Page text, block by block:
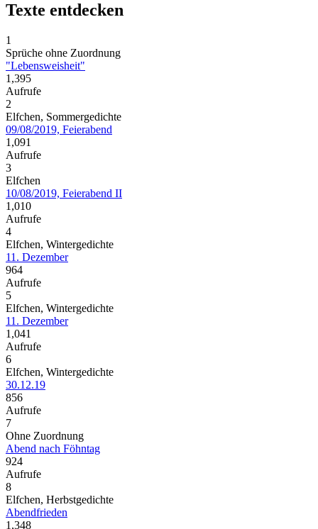
Texte entdecken
1
Sprüche ohne Zuordnung
"Lebensweisheit"
1,395
Aufrufe
2
Elfchen, Sommergedichte
09/08/2019, Feierabend
1,091
Aufrufe
3
Elfchen
10/08/2019, Feierabend II
1,010
Aufrufe
4
Elfchen, Wintergedichte
11. Dezember
964
Aufrufe
5
Elfchen, Wintergedichte
11. Dezember
1,041
Aufrufe
6
Elfchen, Wintergedichte
30.12.19
856
Aufrufe
7
Ohne Zuordnung
Abend nach Föhntag
924
Aufrufe
8
Elfchen, Herbstgedichte
Abendfrieden
1,348